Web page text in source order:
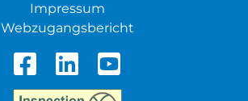
Impressum
Webzugangsbericht